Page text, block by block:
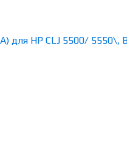
для HP CLJ 5500/ 5550\,